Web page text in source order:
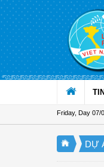
Skip to Content
Friday, Day 07/
DỰ